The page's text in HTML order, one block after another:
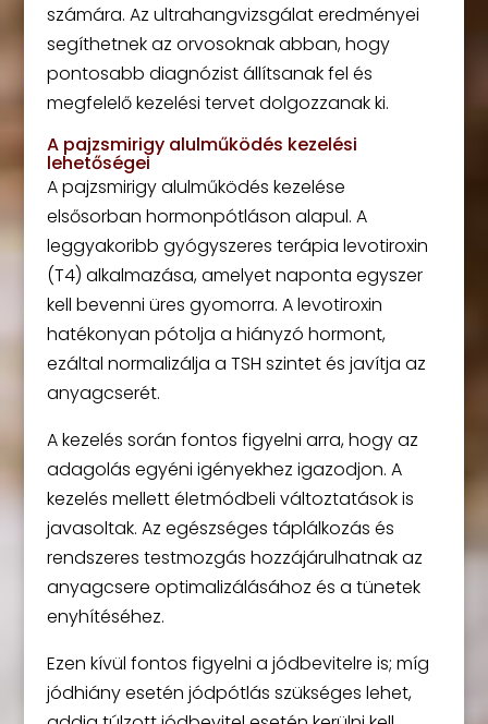
számára. Az ultrahangvizsgálat eredményei
segíthetnek az orvosoknak abban, hogy
pontosabb diagnózist állítsanak fel és
megfelelő kezelési tervet dolgozzanak ki.
A pajzsmirigy alulműködés kezelési
lehetőségei
A pajzsmirigy alulműködés kezelése
elsősorban hormonpótláson alapul. A
leggyakoribb gyógyszeres terápia levotiroxin
(T4) alkalmazása, amelyet naponta egyszer
kell bevenni üres gyomorra. A levotiroxin
hatékonyan pótolja a hiányzó hormont,
ezáltal normalizálja a TSH szintet és javítja az
anyagcserét.
A kezelés során fontos figyelni arra, hogy az
adagolás egyéni igényekhez igazodjon. A
kezelés mellett életmódbeli változtatások is
javasoltak. Az egészséges táplálkozás és
rendszeres testmozgás hozzájárulhatnak az
anyagcsere optimalizálásához és a tünetek
enyhítéséhez.
Ezen kívül fontos figyelni a jódbevitelre is; míg
jódhiány esetén jódpótlás szükséges lehet,